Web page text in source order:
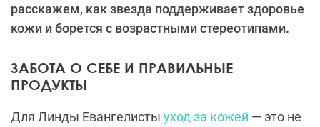
расскажем, как звезда поддерживает здоровье
кожи и борется с возрастными стереотипами.
ЗАБОТА О СЕБЕ И ПРАВИЛЬНЫЕ
ПРОДУКТЫ
Для Линды Евангелисты уход за кожей — это не